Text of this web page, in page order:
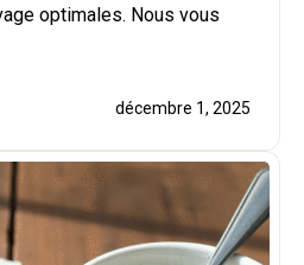
optimales. Nous vous
décembre 1, 2025